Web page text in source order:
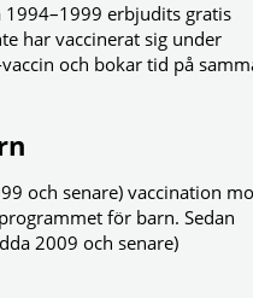
erbjudits gratis
har vaccinerat sig under
och bokar tid på
och senare) vaccination
för barn. Sedan
2009 och senare)